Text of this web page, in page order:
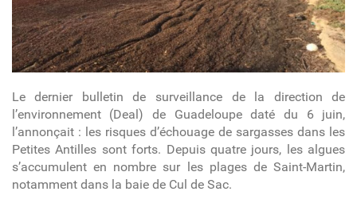
Le dernier bulletin de surveillance de la direction de
l’environnement (Deal) de Guadeloupe daté du 6 juin,
l’annonçait : les risques d’échouage de sargasses dans les
Petites Antilles sont forts. Depuis quatre jours, les algues
s’accumulent en nombre sur les plages de Saint-Martin,
notamment dans la baie de Cul de Sac.